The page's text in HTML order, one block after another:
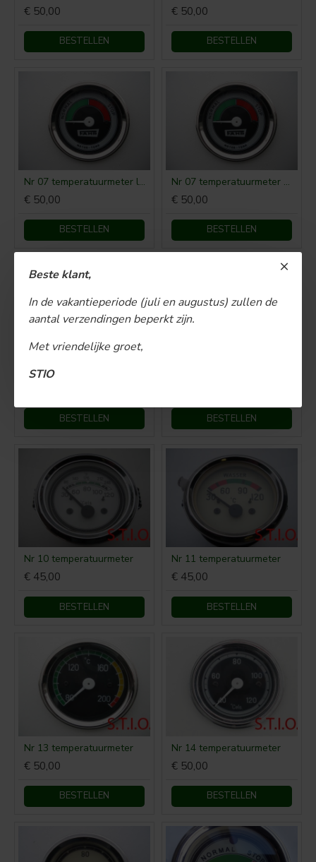
Beste klant,
In de vakantieperiode (juli en augustus) zullen de
aantal verzendingen beperkt zijn.
Met vriendelijke groet,
STIO
€ 50,00
BESTELLEN
€ 50,00
BESTELLEN
Nr 07 temperatuurmeter lucht
€ 50,00
BESTELLEN
Nr 07 temperatuurmeter water
€ 50,00
BESTELLEN
Nr 08 temperatuurmeter
BESTELLEN BESTELLEN
Nr 10 temperatuurmeter
€ 45,00
BESTELLEN
Nr 11 temperatuurmeter
€ 45,00
BESTELLEN
Nr 13 temperatuurmeter
€ 50,00
BESTELLEN
Nr 14 temperatuurmeter
€ 50,00
BESTELLEN